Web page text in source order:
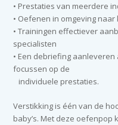
• Prestaties van meerdere
• Oefenen in omgeving naar
• Trainingen effectiever
specialisten
• Een debriefing
focussen op de
individuele prestaties.
Verstikking is één van de
baby’s. Met deze oefenpop